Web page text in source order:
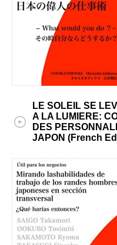
LE SOLEIL SE
A LA LUMIERE:
DES
JAPON (French